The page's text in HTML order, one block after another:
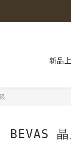
新品
BEVAS